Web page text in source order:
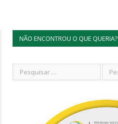
NÃO ENCONTROU O QUE QUERIA?